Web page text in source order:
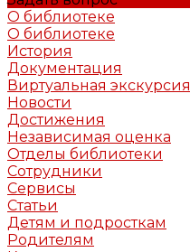
О библиотеке
О библиотеке
История
Документация
Виртуальная экскурсия
Новости
Достижения
Независимая оценка
Отделы библиотеки
Сотрудники
Сервисы
Статьи
Детям и подросткам
Родителям